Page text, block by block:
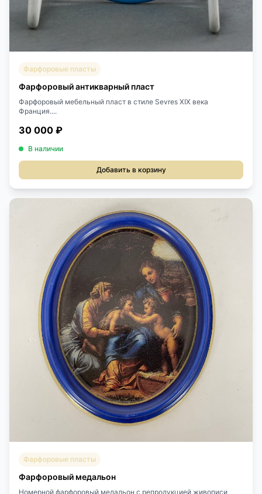
Фарфоровые пласты
Фарфоровый антикварный пласт
Фарфоровый мебельный пласт в стиле Sevres XIX века
Франция....
30 000 ₽
В наличии
Добавить в корзину
Фарфоровые пласты
Фарфоровый медальон
Номерной фарфоровый медальон с репродукцией живописи